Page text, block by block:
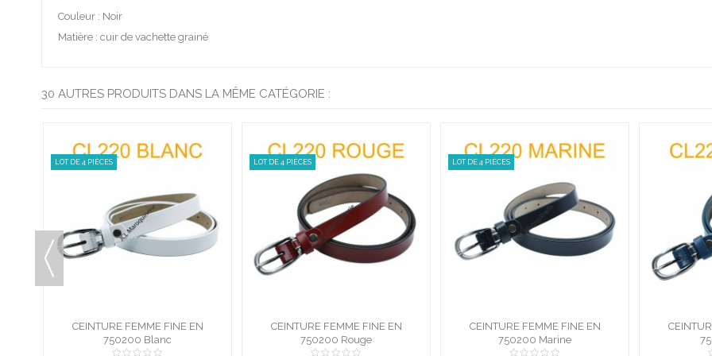
Couleur : Noir
Matière : cuir de vachette grainé
30 AUTRES PRODUITS DANS LA MÊME CATÉGORIE :
CEINTURE FEMME EN CROUTE DE
CUIR DE VACHETTE 750825
MARRON
750825 Marron
LOT DE 4 PIÈCES
CEINTURE FEMME EN CROUTE DE
CUIR DE VACHETTE 750825 CAMEL
750825 Camel
LOT DE 4 PIÈCES
CEINTURE FEMME EN CROUTE DE
CUIR DE VACHETTE 750825
MARINE
750825 Marine
CEINTURE
CUIR DE